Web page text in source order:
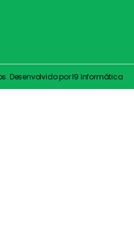
Desenvolvido por I9 Informática